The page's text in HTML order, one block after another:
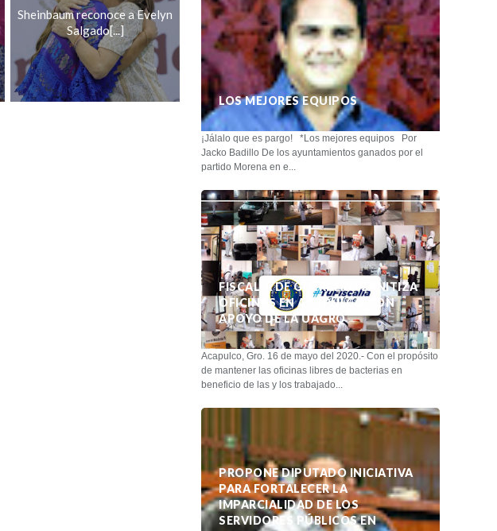
Sheinbaum reconoce a Evelyn
Salgado[...]
LOS MEJORES EQUIPOS
¡Jálalo que es pargo! *Los mejores equipos Por
Jacko Badillo De los ayuntamientos ganados por el
partido Morena en e...
FISCALÍA DE GUERRERO SANITIZA
OFICINAS EN ACAPULCO CON
APOYO DE LA UAGRO
Acapulco, Gro. 16 de mayo del 2020.- Con el propósito
de mantener las oficinas libres de bacterias en
beneficio de las y los trabajado...
PROPONE DIPUTADO INICIATIVA
PARA FORTALECER LA
IMPARCIALIDAD DE LOS
SERVIDORES PÚBLICOS EN